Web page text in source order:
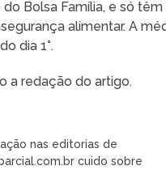
Bolsa Família, e só têm
alimentar. A
dia 1°.
a redação do artigo.
nas editorias de
cuido sobre